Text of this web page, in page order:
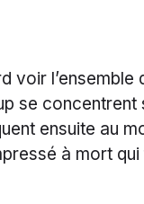
voir l’ensemble
se concentrent
ensuite au
à mort